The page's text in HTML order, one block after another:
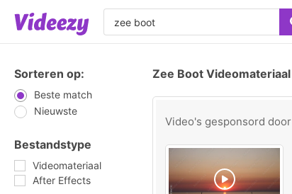
Sorteren op:
Beste match
Nieuwste
Bestandstype
Videomateriaal
After Effects
Zee Boot Videomateriaal
Video's gesponsord door